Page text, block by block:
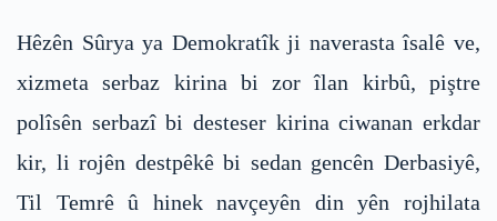
Hêzên Sûrya ya Demokratîk ji naverasta îsalê ve,
xizmeta serbaz kirina bi zor îlan kirbû, piştre
polîsên serbazî bi desteser kirina ciwanan erkdar
kir, li rojên destpêkê bi sedan gencên Derbasiyê,
Til Temrê û hinek navçeyên din yên rojhilata